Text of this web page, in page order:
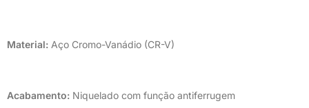
Material: Aço Cromo-Vanádio (CR-V)
Acabamento: Niquelado com função antiferrugem